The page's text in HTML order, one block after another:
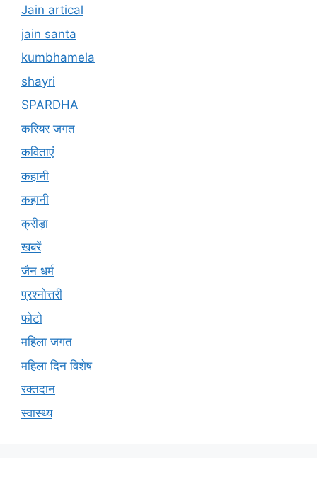
Jain artical
jain santa
kumbhamela
shayri
SPARDHA
करियर जगत
कविताएं
कहानी
कहानी
क्रीड़ा
खबरें
जैन धर्म
प्रश्नोत्तरी
फोटो
महिला जगत
महिला दिन विशेष
रक्तदान
स्वास्थ्य